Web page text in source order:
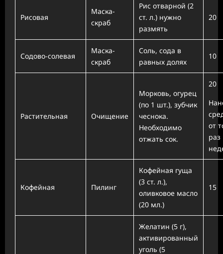
Рисовая
Маска-
скраб
Рис отварной (2
ст. л.) нужно
размять
20
Содово-солевая
Маска-
скраб
Соль, сода в
равных долях
10
Растительная Очищение
Морковь, огурец
(по 1 шт.), зубчик
чеснока.
Необходимо
отжать сок.
20
от
раз
Кофейная Пилинг
Кофейная гуща
(3 ст. л.),
оливковое масло
(20 мл.)
15
Желатин (5 г),
активированный
уголь (5